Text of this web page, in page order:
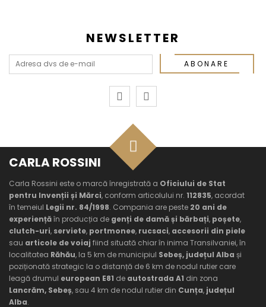
NEWSLETTER
ABONARE
CARLA ROSSINI
Carla Rossini este o marcă înregistrată a Oficiului de Stat
pentru Invenții și Mărci, conform articolului nr. 112835, acordat
în temeiul Legii nr. 84/1998. Compania are peste 20 ani de
experiențăîn producția de genți de damă și bărbați, poșete,
clutch-uri, serviete, portmonee, rucsaci, accesorii din piele
sau articole de voiaj fiind situată chiar în inima Transilvaniei, în
localitatea Răhău, la 5 km de municipiul Sebeș, județul Alba și
poziționată strategic la o distanță de 6 km de nodul rutier care
leagă drumul european E81 de autostrada A1 din zona
Lancrăm, Sebeș, sau 4 km de nodul rutier din Cunța, județul
Alba.